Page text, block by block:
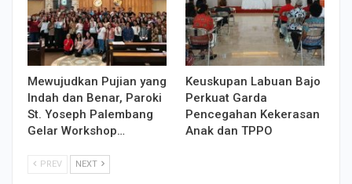
Mewujudkan Pujian yang
Indah dan Benar, Paroki
St. Yoseph Palembang
Gelar Workshop…
Keuskupan Labuan Bajo
Perkuat Garda
Pencegahan Kekerasan
Anak dan TPPO
PREV NEXT